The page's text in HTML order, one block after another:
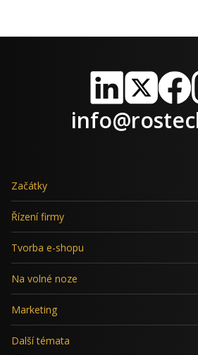
LinkedIn
X
Začátky
Řízení firmy
Tvorba e-shopu
Na volné noze
Marketing
Další témata